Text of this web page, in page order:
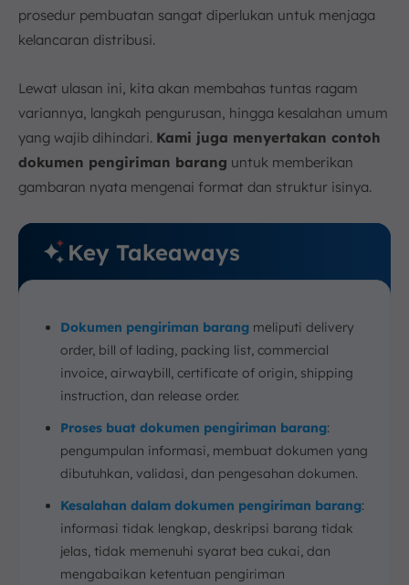
prosedur pembuatan sangat diperlukan untuk menjaga
kelancaran distribusi.
Lewat ulasan ini, kita akan membahas tuntas ragam
variannya, langkah pengurusan, hingga kesalahan umum
yang wajib dihindari. Kami juga menyertakan contoh
dokumen pengiriman barang untuk memberikan
gambaran nyata mengenai format dan struktur isinya.
Key Takeaways
Dokumen pengiriman barang meliputi delivery
order, bill of lading, packing list, commercial
invoice, airwaybill, certificate of origin, shipping
instruction, dan release order.
Proses buat dokumen pengiriman barang:
pengumpulan informasi, membuat dokumen yang
dibutuhkan, validasi, dan pengesahan dokumen.
Kesalahan dalam dokumen pengiriman barang:
informasi tidak lengkap, deskripsi barang tidak
jelas, tidak memenuhi syarat bea cukai, dan
mengabaikan ketentuan pengiriman